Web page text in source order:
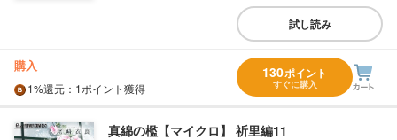
試し読み
購入
1%還元 ：1ポイント獲得
130ポイント
すぐに購入
真綿の檻【マイクロ】 祈里編11